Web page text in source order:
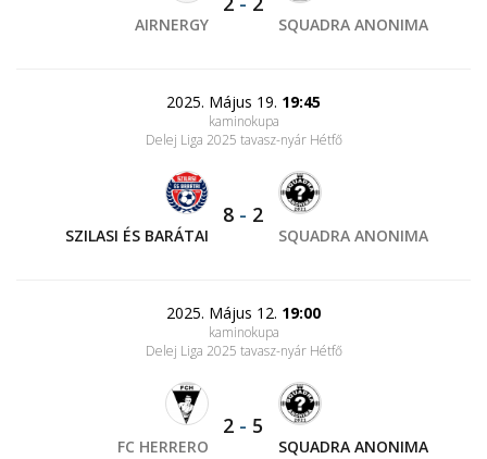
AIRNERGY SQUADRA ANONIMA
2025. Május 19. 19:45
kaminokupa
Delej Liga 2025 tavasz-nyár Hétfő
SZILASI ÉS BARÁTAI
8 - 2
SQUADRA ANONIMA
2025. Május 12. 19:00
kaminokupa
Delej Liga 2025 tavasz-nyár Hétfő
FC HERRERO
2 - 5
SQUADRA ANONIMA